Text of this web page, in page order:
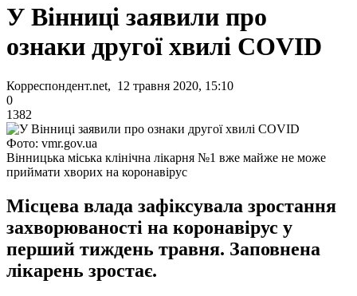
У Вінниці заявили про
ознаки другої хвилі COVID
Корреспондент.net, 12 травня 2020, 15:10
0
1382
Фото: vmr.gov.ua
Вінницька міська клінічна лікарня №1 вже майже не може
приймати хворих на коронавірус
Місцева влада зафіксувала зростання
захворюваності на коронавірус у
перший тиждень травня. Заповнена
лікарень зростає.